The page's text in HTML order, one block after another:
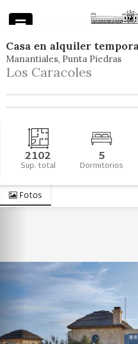
Casa en alquiler
Manantiales Punta Piedras
Los Caracoles
2102
Sup. total 5
Dormitorios
Fotos